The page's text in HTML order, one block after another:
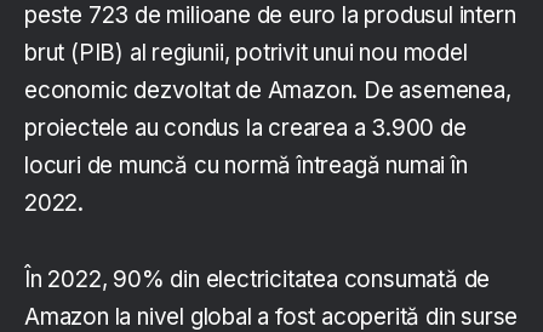
peste 723 de milioane de euro la produsul intern
brut (PIB) al regiunii, potrivit unui nou model
economic dezvoltat de Amazon. De asemenea,
proiectele au condus la crearea a 3.900 de
locuri de muncă cu normă întreagă numai în
2022.
În 2022, 90% din electricitatea consumată de
Amazon la nivel global a fost acoperită din surse